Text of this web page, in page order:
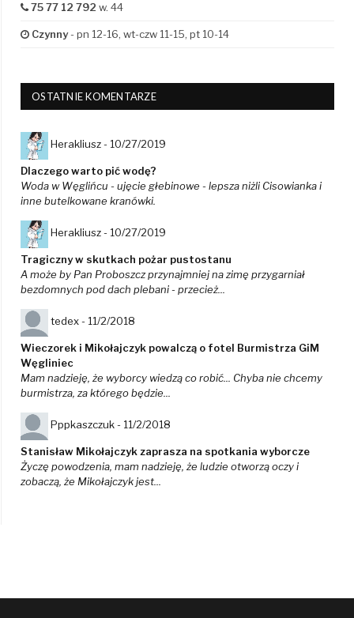
75 77 12 792 w. 44
Czynny- pn 12-16, wt-czw 11-15, pt 10-14
OSTATNIE KOMENTARZE
Herakliusz - 10/27/2019
Dlaczego warto pić wodę?
Woda w Węglińcu - ujęcie głebinowe - lepsza niżli Cisowianka i
inne butelkowane kranówki.
Herakliusz - 10/27/2019
Tragiczny w skutkach pożar pustostanu
A może by Pan Proboszcz przynajmniej na zimę przygarniał
bezdomnych pod dach plebani - przecież...
tedex - 11/2/2018
Wieczorek i Mikołajczyk powalczą o fotel Burmistrza GiM
Węgliniec
Mam nadzieję, że wyborcy wiedzą co robić... Chyba nie chcemy
burmistrza, za którego będzie...
Pppkaszczuk - 11/2/2018
Stanisław Mikołajczyk zaprasza na spotkania wyborcze
Życzę powodzenia, mam nadzieję, że ludzie otworzą oczy i
zobaczą, że Mikołajczyk jest...